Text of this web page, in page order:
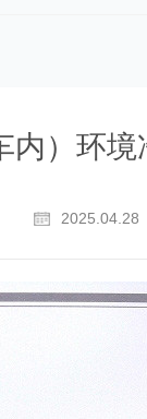
内）环
2025.04.28